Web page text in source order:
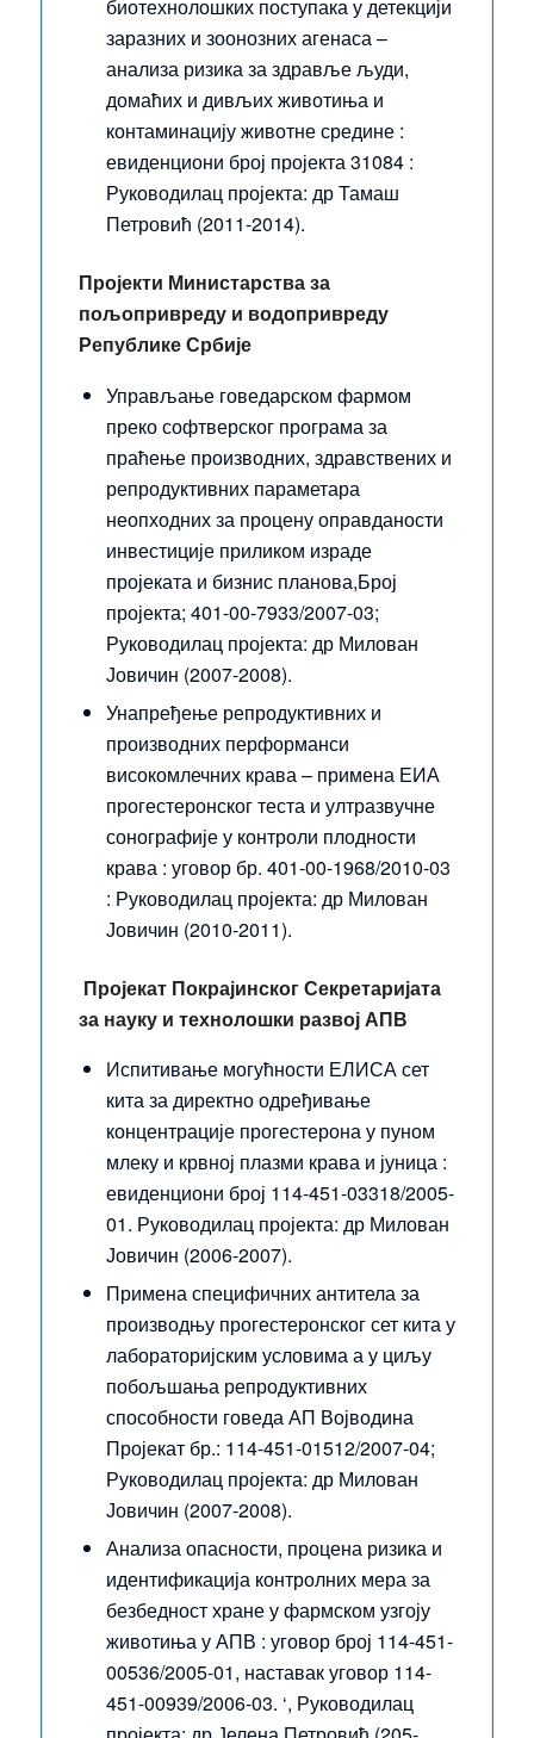
биотехнолошких поступака у детекцији
заразних и зоонозних агенаса –
анализа ризика за здравље људи,
домаћих и дивљих животиња и
контаминацију животне средине :
евиденциони број пројекта 31084 :
Руководилац пројекта: др Тамаш
Петровић (2011-2014).
Пројекти Министарстваза
пољопривреду и водопривреду
Републике Србије
Управљање говедарском фармом
преко софтверског програма за
праћење производних, здравствених и
репродуктивних параметара
неопходних за процену оправданости
инвестиције приликом израде
пројеката и бизнис планова,Број
пројекта; 401-00-7933/2007-03;
Руководилац пројекта: др Милован
Јовичин (2007-2008).
Унапређење репродуктивних и
производних перформанси
високомлечних крава – примена ЕИА
прогестеронског теста и ултразвучне
сонографије у контроли плодности
крава : уговор бр. 401-00-1968/2010-03
: Руководилац пројекта: др Милован
Јовичин (2010-2011).
Пројекат Покрајинског Секретаријата
за науку и технолошки развојАПВ
Испитивање могућности ЕЛИСА сет
кита за директно одређивање
концентрације прогестерона у пуном
млеку и крвној плазми крава и јуница :
евиденциони број 114-451-03318/2005-
01. Руководилац пројекта: др Милован
Јовичин (2006-2007).
Примена специфичних антитела за
производњу прогестеронског сет кита у
лабораторијским условима а у циљу
побољшања репродуктивних
способности говеда АП Војводина
Пројекат бр.: 114-451-01512/2007-04;
Руководилац пројекта: др Милован
Јовичин (2007-2008).
Анализа опасности, процена ризика и
идентификација контролних мера за
безбедност хране у фармском узгоју
животиња у АПВ : уговор број 114-451-
00536/2005-01, наставак уговор 114-
451-00939/2006-03. ‘, Руководилац